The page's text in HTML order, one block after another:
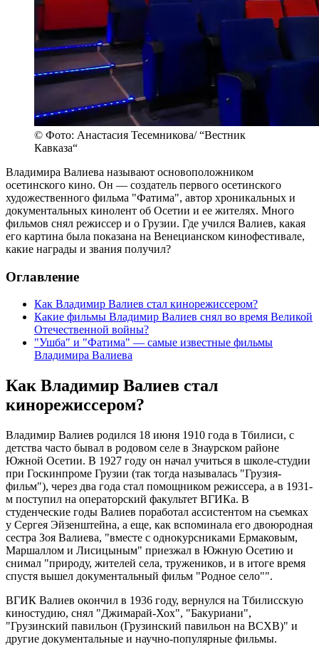
© Фото: Анастасия Тесемникова/ “Вестник
Кавказа“
Владимира Валиева называют основоположником
осетинского кино. Он — создатель первого осетинского
художественного фильма "Фатима", автор хроникальных и
документальных кинолент об Осетии и ее жителях. Много
фильмов снял режиссер и о Грузии. Где учился Валиев, какая
его картина была показана на Венецианском кинофестивале,
какие награды и звания получил?
Оглавление
Как Владимир Валиев стал кинорежиссером?
Какие фильмы Владимир Валиев снял во время Великой
Отечественной войны?
"Ушба" и "Фатима" — самые известные фильмы
Владимира Валиева
Как Владимир Валиев стал
кинорежиссером?
Владимир Валиев родился 18 июня 1910 года в Тбилиси, с
детства часто бывал в родовом селе в Знаурском районе
Южной Осетии. В 1927 году он начал учиться в школе-студии
при Госкинпроме Грузии (так тогда называлась "Грузия-
фильм"), через два года стал помощником режиссера, а в 1931-
м поступил на операторский факультет ВГИКа. В
студенческие годы Валиев поработал ассистентом на съемках
у Сергея Эйзенштейна, а еще, как вспоминала его двоюродная
сестра Зоя Валиева, "вместе с однокурсниками Ермаковым,
Маршаллом и Лисицыным" приезжал в Южную Осетию и
снимал "природу, жителей села, тружеников, и в итоге время
спустя вышел документальный фильм "Родное село"".
ВГИК Валиев окончил в 1936 году, вернулся на Тбилисскую
киностудию, снял "Джимарай-Хох", "Бакуриани",
"Грузинский павильон (Грузинский павильон на ВСХВ)" и
другие документальные и научно-популярные фильмы.